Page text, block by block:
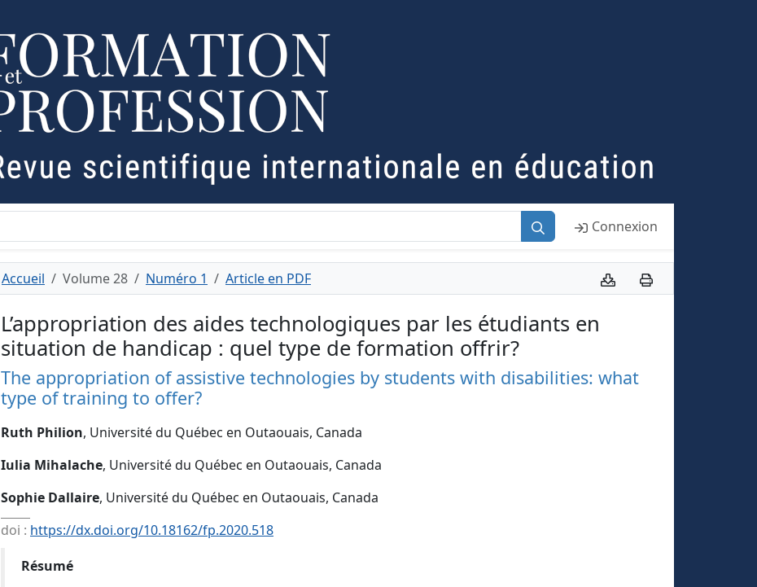
Connexion
Accueil Volume 28 Numéro 1 Article en PDF
L’appropriation des aides technologiques par les étudiants en
situation de handicap : quel type de formation offrir?
The appropriation of assistive technologies by students with disabilities: what
type of training to offer?
Ruth Philion, Université du Québec en Outaouais, Canada
Iulia Mihalache, Université du Québec en Outaouais, Canada
Sophie Dallaire, Université du Québec en Outaouais, Canada
doi : https://dx.doi.org/10.18162/fp.2020.518
Résumé